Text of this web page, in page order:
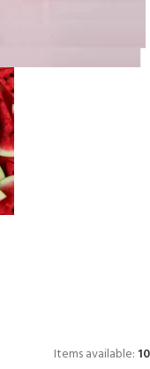
Items available: 10